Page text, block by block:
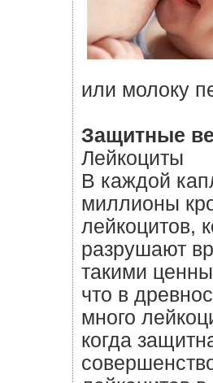
или молоку
Защитные
Лейкоциты
В каждой
миллионы
лейкоцитов,
разрушают
такими
что в
много
когда